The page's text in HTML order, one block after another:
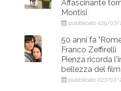
Affascinante
Montisi
pubblicato il29/07/
50 anni fa
Franco Zeffirelli
Pienza ricorda
bellezza del
pubblicato il27/07/